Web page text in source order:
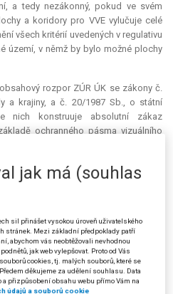
a tedy nezákonný, pokud ve svém
a koridory pro VVE vylučuje celé
všech kritérií uvedených v regulativu
území, v němž by bylo možné plochy
rozpor ZÚR ÚK se zákony č.
a krajiny, a č. 20/1987 Sb., o státní
nich konstruuje absolutní zákaz
ochranného pásma vizuálního
přírody a krajiny, který by měl v
soulad případného záměru s
rázu. Regulace ploch a koridorů pro
územního rozvoje je kategorická,
případech dát přednost jiným
vizuálních hodnot krajiny.
ÚK do práva navrhovatelů na
navrhovatelé plně odkázali na závěry
jak má (souhlas
sil přinášet vysokou úroveň uživatelského
stránek. Mezi základní předpoklady patří
abychom vás neobtěžovali nevhodnou
jak web vylepšovat. Proto od Vás
cookies, tj. malých souborů, které se
děkujeme za udělení souhlasu. Data
přizpůsobení obsahu webu přímo Vám na
údajů a souborů cookie